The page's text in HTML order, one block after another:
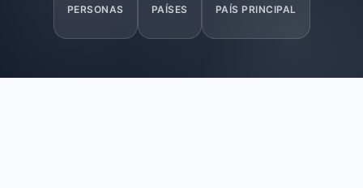
PERSONAS PAÍSES PAÍS PRINCIPAL